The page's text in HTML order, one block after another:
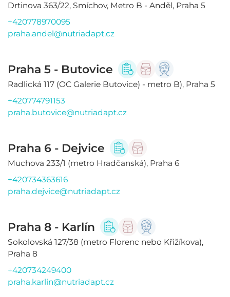
Drtinova 363/22, Smíchov, Metro B - Anděl, Praha 5
+420778970095
praha.andel@nutriadapt.cz
Praha 5 - Butovice
Radlická 117 (OC Galerie Butovice) - metro B), Praha 5
+420774791153
praha.butovice@nutriadapt.cz
Praha 6 - Dejvice
Muchova 233/1 (metro Hradčanská), Praha 6
+420734363616
praha.dejvice@nutriadapt.cz
Praha 8 - Karlín
Sokolovská 127/38 (metro Florenc nebo Křižíkova),
Praha 8
+420734249400
praha.karlin@nutriadapt.cz